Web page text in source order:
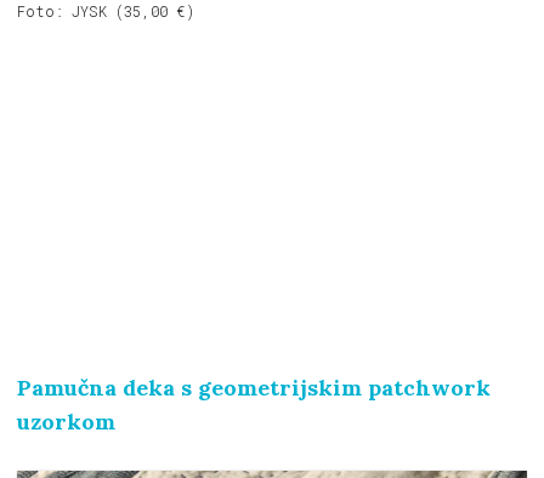
Foto: JYSK (35,00 €)
Pamučna deka s geometrijskim patchwork
uzorkom